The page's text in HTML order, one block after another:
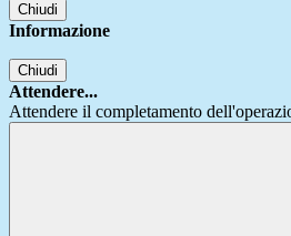
Chiudi
Informazione
Chiudi
Attendere...
Attendere il completamento